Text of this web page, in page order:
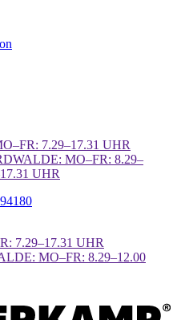
7.29–17.31 UHR
MO–FR: 8.29–
UHR
7.29–17.31 UHR
MO–FR: 8.29–12.00